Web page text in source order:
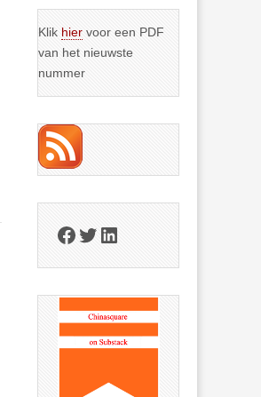
Klik hier voor een PDF
van het nieuwste
nummer
Facebook
Twitter
LinkedIn